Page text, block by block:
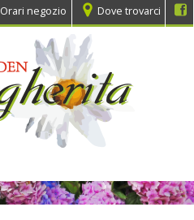
Orari negozio Dove trovarci